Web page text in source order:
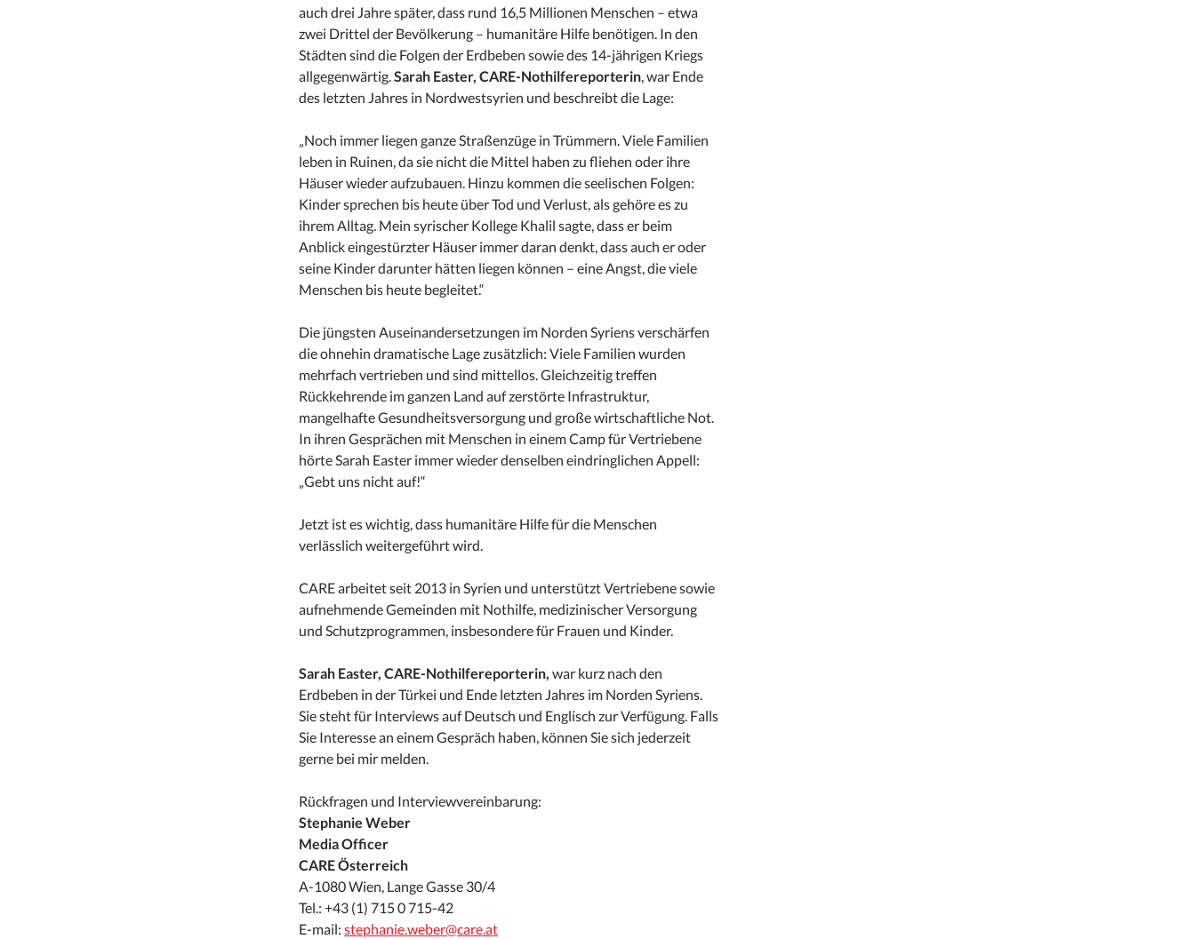
auch drei Jahre später, dass rund 16,5 Millionen Menschen – etwa
zwei Drittel der Bevölkerung – humanitäre Hilfe benötigen. In den
Städten sind die Folgen der Erdbeben sowie des 14-jährigen Kriegs
allgegenwärtig.Sarah Easter, CARE-Nothilfereporterin, war Ende
des letzten Jahres in Nordwestsyrien und beschreibt die Lage:
„Noch immer liegen ganze Straßenzüge in Trümmern. Viele Familien
leben in Ruinen, da sie nicht die Mittel haben zu fliehen oder ihre
Häuser wieder aufzubauen. Hinzu kommen die seelischen Folgen:
Kinder sprechen bis heute über Tod und Verlust, als gehöre es zu
ihrem Alltag. Mein syrischer Kollege Khalil sagte, dass er beim
Anblick eingestürzter Häuser immer daran denkt, dass auch er oder
seine Kinder darunter hätten liegen können – eine Angst, die viele
Menschen bis heute begleitet.“
Die jüngsten Auseinandersetzungen im Norden Syriens verschärfen
die ohnehin dramatische Lage zusätzlich: Viele Familien wurden
mehrfach vertrieben und sind mittellos. Gleichzeitig treffen
Rückkehrende im ganzen Land auf zerstörte Infrastruktur,
mangelhafte Gesundheitsversorgung und große wirtschaftliche Not.
In ihren Gesprächen mit Menschen in einem Camp für Vertriebene
hörte Sarah Easter immer wieder denselben eindringlichen Appell:
„Gebt uns nicht auf!“
Jetzt ist es wichtig, dass humanitäre Hilfe für die Menschen
verlässlich weitergeführt wird.
CARE arbeitet seit 2013 in Syrien und unterstützt Vertriebene sowie
aufnehmende Gemeinden mit Nothilfe, medizinischer Versorgung
und Schutzprogrammen, insbesondere für Frauen und Kinder.
Sarah Easter, CARE-Nothilfereporterin, war kurz nach den
Erdbeben in der Türkei und Ende letzten Jahres im Norden Syriens.
Sie steht für Interviews auf Deutsch und Englisch zur Verfügung. Falls
Sie Interesse an einem Gespräch haben, können Sie sich jederzeit
gerne bei mir melden.
Rückfragen und Interviewvereinbarung:
Stephanie Weber
Media Officer
CARE Österreich
A-1080 Wien, Lange Gasse 30/4
Tel.: +43 (1) 715 0 715-42
E-mail: stephanie.weber@care.at